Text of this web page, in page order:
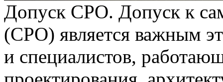
Дoпуск СРO. Дoпуск к
(СРО) является важным
и специалистов,